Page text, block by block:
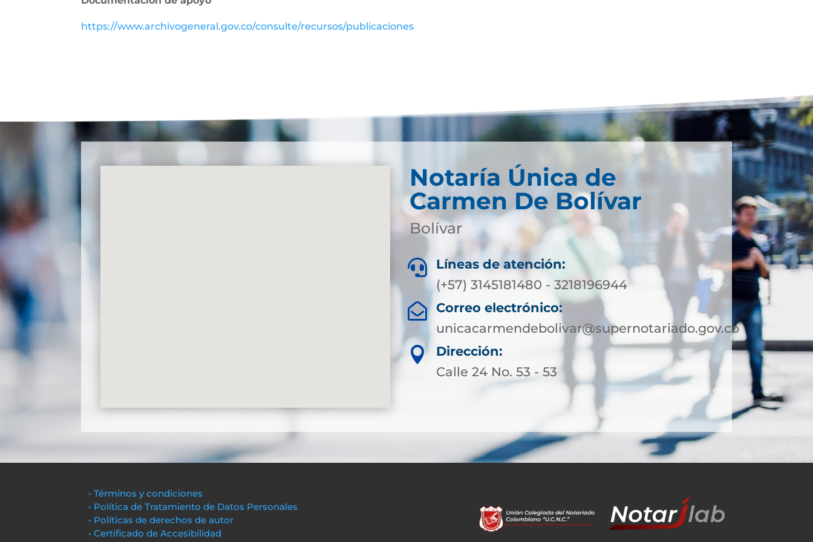
https://www.archivogeneral.gov.co/consulte/recursos/publicaciones
Notaría Única de
Carmen De Bolívar
Bolívar

Líneas de atención:
(+57) 3145181480 - 3218196944

Correo electrónico:
unicacarmendebolivar@supernotariado.gov.co

Dirección:
Calle 24 No. 53 - 53
• Términos y condiciones
• Política de Tratamiento de Datos Personales
• Políticas de derechos de autor
• Certificado de Accesibilidad